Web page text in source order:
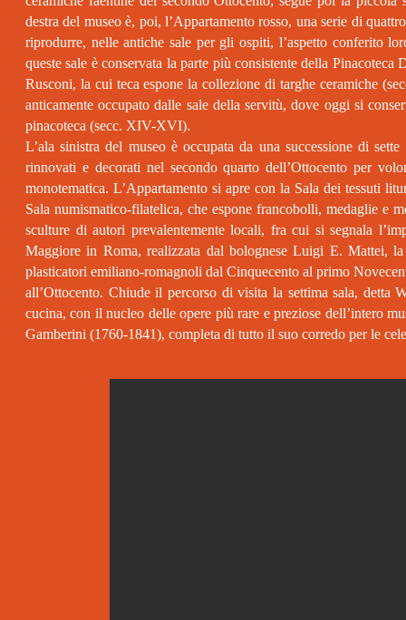
destra del museo è, poi, l’Appartamento rosso, una serie di
riprodurre, nelle antiche sale per gli ospiti, l’aspetto conferito
queste sale è conservata la parte più consistente della
Rusconi, la cui teca espone la collezione di targhe ceramiche
anticamente occupato dalle sale della servitù, dove oggi si
pinacoteca (secc. XIV-XVI).
L’ala sinistra del museo è occupata da una successione di
rinnovati e decorati nel secondo quarto dell’Ottocento per
monotematica. L’Appartamento si apre con la Sala dei tessuti
Sala numismatico-filatelica, che espone francobolli, medaglie e
sculture di autori prevalentemente locali, fra cui si segnala
Maggiore in Roma, realizzata dal bolognese Luigi E. Mattei,
plasticatori emiliano-romagnoli dal Cinquecento al primo
all’Ottocento. Chiude il percorso di visita la settima sala, detta
cucina, con il nucleo delle opere più rare e preziose dell’intero
Gamberini (1760-1841), completa di tutto il suo corredo per le